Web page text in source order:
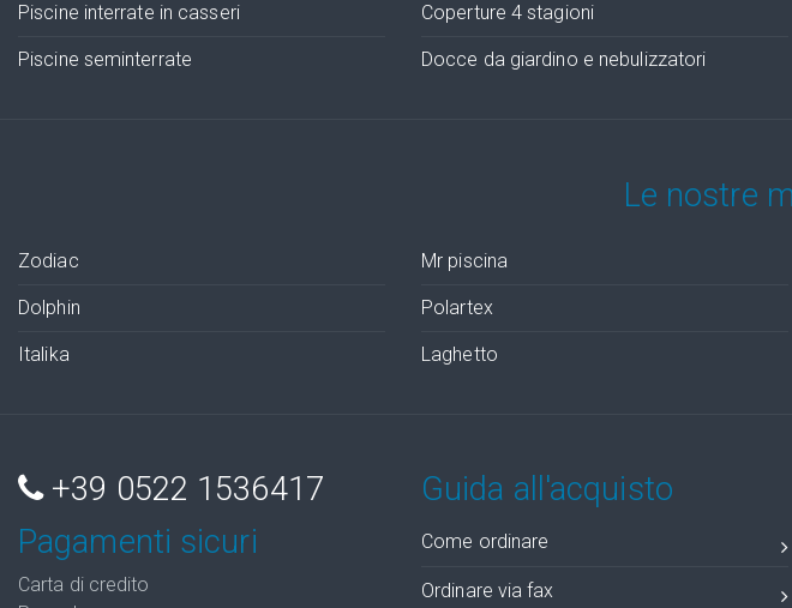
Piscine interrate in casseri
Piscine seminterrate
Coperture 4 stagioni
Docce da giardino e nebulizzatori
Le nostre
Zodiac
Dolphin
Italika
Mr piscina
Polartex
Laghetto
+39 0522 1536417
Pagamenti sicuri
Carta di credito
Guida all'acquisto
Come ordinare
Ordinare via fax